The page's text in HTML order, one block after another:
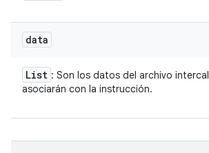
data
List : Son los datos del archivo
asociarán con la instrucción.